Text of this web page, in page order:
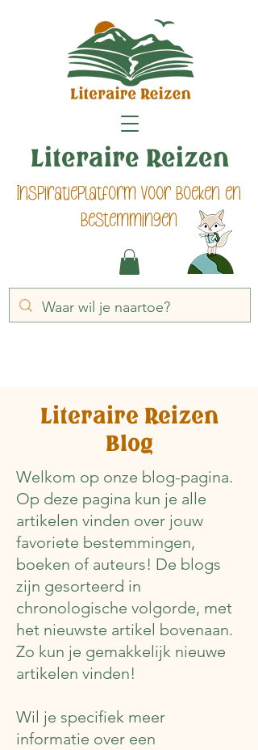
Inspiratieplatform voor boeken en
bestemmingen
Literaire Reizen
Literaire Reizen
Blog
Welkom op onze blog-pagina.
Op deze pagina kun je alle
artikelen vinden over jouw
favoriete bestemmingen,
boeken of auteurs! De blogs
zijn gesorteerd in
chronologische volgorde, met
het nieuwste artikel bovenaan.
Zo kun je gemakkelijk nieuwe
artikelen vinden!
Wil je specifiek meer
informatie over een